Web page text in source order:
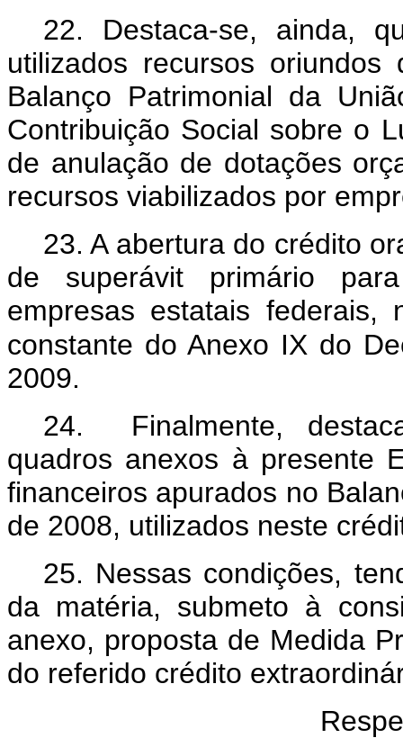
22. Destaca-se,
ainda,
utilizados recursos
Balanço Patrimonial da
Contribuição Social sobre o
de anulação de dotações
recursos viabilizados por
23. A abertura do crédito
de superávit primário
empresas estatais
constante do Anexo IX do
2009.
24. Finalmente,
quadros anexos à presente
financeiros apurados no
de 2008, utilizados neste
25. Nessas condições,
da matéria, submeto à
anexo, proposta de Medida
do referido crédito